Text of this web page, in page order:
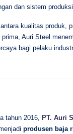
dan sistem
kualitas produk,
Auri Steel
bagi pelaku
tahun 2016, PT. Auri
produsen baja